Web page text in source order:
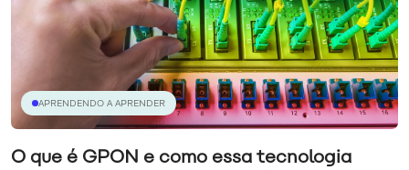
APRENDENDO A APRENDER
O que é GPON e como essa tecnologia